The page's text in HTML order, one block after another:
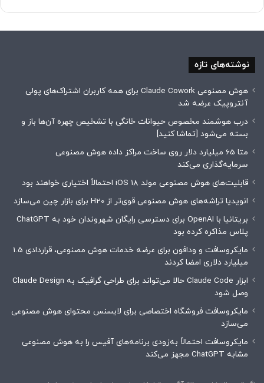
نوشته‌های تازه
هوش مصنوعی Claude Cowork برای همه کاربران اشتراک‌های پولی
آنتروپیک عرضه شد
درب هوشمند مخصوص حیوانات خانگی با تشخیص چهره آن‌ها باز و
بسته می‌شود [تماشا کنید]
متا 65 میلیارد دلار روی ساخت مراکز داده هوش مصنوعی
سرمایه‌گذاری می‌کند
قابلیت‌های هوش مصنوعی مولد iOS 18 احتمالاً اختیاری خواهند بود
انویدیا تراشه‌های هوش مصنوعی قوی‌تر از H20 برای بازار چین می‌سازد
بریتانیا با OpenAI برای دسترسی رایگان شهروندان خود به ChatGPT
پلاس مذاکره کرده بود
مایکروسافت و ودافون برای عرضه خدمات هوش مصنوعی، قراردادی 1.5
میلیارد دلاری امضا کردند
ابزار Claude Code حالا می‌تواند برای طراحی گرافیک به Claude Design
وصل شود
مایکروسافت فروشگاه اختصاصی برای لایسنس محتوای هوش مصنوعی
می‌سازد
مایکروسافت احتمالاً به‌زودی برنامه‌های آفیس را به هوش مصنوعی
مشابه ChatGPT مجهز می‌کند